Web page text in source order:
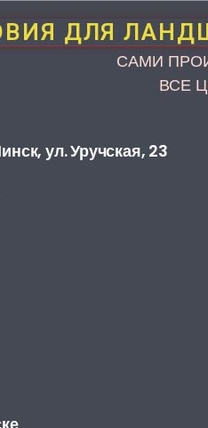
ДЛЯ
САМИ
ВСЕ
ул. Уручская, 23